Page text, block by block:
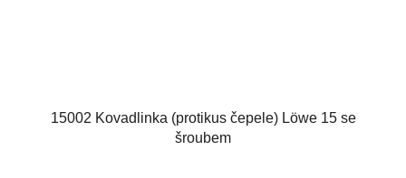
15002 Kovadlinka (protikus čepele) Löwe 15 se
šroubem